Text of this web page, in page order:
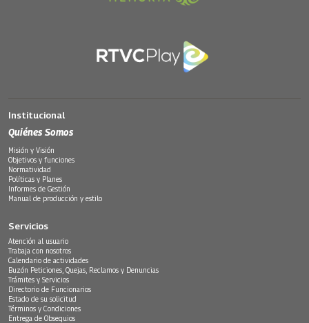
Institucional
Quiénes Somos
Misión y Visión
Objetivos y funciones
Normatividad
Políticas y Planes
Informes de Gestión
Manual de producción y estilo
Servicios
Atención al usuario
Trabaja con nosotros
Calendario de actividades
Buzón Peticiones, Quejas, Reclamos y Denuncias
Trámites y Servicios
Directorio de Funcionarios
Estado de su solicitud
Términos y Condiciones
Entrega de Obsequios